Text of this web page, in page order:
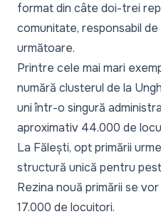
format din câte doi-trei
comunitate, responsabil
următoare.
Printre cele mai mari
numără clusterul de la
uni într-o singură
aproximativ 44.000 de
La Fălești, opt primării
structură unică pentru
Rezina nouă primării se
17.000 de locuitori.